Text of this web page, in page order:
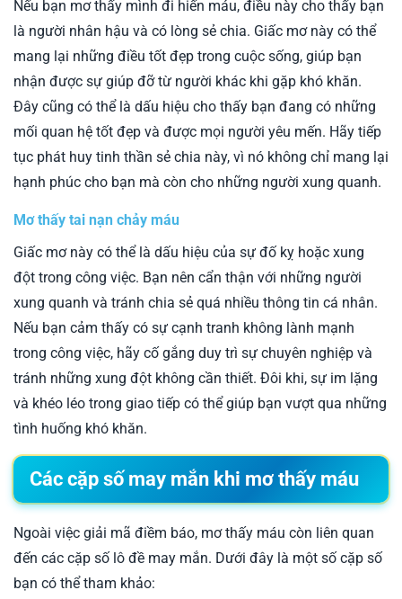
Nếu bạn mơ thấy mình đi hiến máu, điều này cho thấy bạn
là người nhân hậu và có lòng sẻ chia. Giấc mơ này có thể
mang lại những điều tốt đẹp trong cuộc sống, giúp bạn
nhận được sự giúp đỡ từ người khác khi gặp khó khăn.
Đây cũng có thể là dấu hiệu cho thấy bạn đang có những
mối quan hệ tốt đẹp và được mọi người yêu mến. Hãy tiếp
tục phát huy tinh thần sẻ chia này, vì nó không chỉ mang lại
hạnh phúc cho bạn mà còn cho những người xung quanh.
Mơ thấy tai nạn chảy máu
Giấc mơ này có thể là dấu hiệu của sự đố kỵ hoặc xung
đột trong công việc. Bạn nên cẩn thận với những người
xung quanh và tránh chia sẻ quá nhiều thông tin cá nhân.
Nếu bạn cảm thấy có sự cạnh tranh không lành mạnh
trong công việc, hãy cố gắng duy trì sự chuyên nghiệp và
tránh những xung đột không cần thiết. Đôi khi, sự im lặng
và khéo léo trong giao tiếp có thể giúp bạn vượt qua những
tình huống khó khăn.
Các cặp số may mắn khi mơ thấy máu
Ngoài việc giải mã điềm báo, mơ thấy máu còn liên quan
đến các cặp số lô đề may mắn. Dưới đây là một số cặp số
bạn có thể tham khảo: